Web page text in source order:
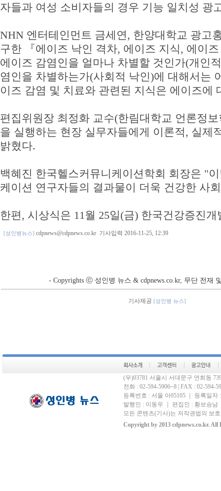
자들과 여성 소비자들의 경우 기능 일치성 광
NHN 엔터테인먼트 금세연, 한양대학교 광고
구한 『에이즈 낙인 격차, 에이즈 지식, 에이
에이즈 감염인을 얼마나 차별할 것인가(개인
염인을 차별하는가(사회적 낙인)에 대해서는
이즈 감염 및 치료와 관련된 지식은 에이즈에
편집위원장 최정화 교수(한림대학교 언론정
을 실행하는 현장 실무자들에게 이론적, 실제
밝혔다.
백혜진 한국헬스커뮤니케이션학회 회장은 "
케이션 연구자들의 결과물이 더욱 건강한 사
한편, 시상식은 11월 25일(금) 한국건강증진
[성인병뉴스] cdpnews@cdpnews.co.kr 기사입력 2016-11-25, 12:39
- Copyrights ⓒ 성인병 뉴스 & cdpnews.co.kr, 무단 전재
기사제공 [성인병 뉴스]
(우)03781 서울시 서대문구 연희동
전화 : 02-594-5906~8 | FAX : 02-594-
등록번호 : 서울 아05105 ｜ 등록일자
발행인 : 이동우 ｜ 편집인 : 황보승남
모든 콘텐츠(기사)는 저작권법의 보
Copyright by 2013 cdpnews.co.kr. All